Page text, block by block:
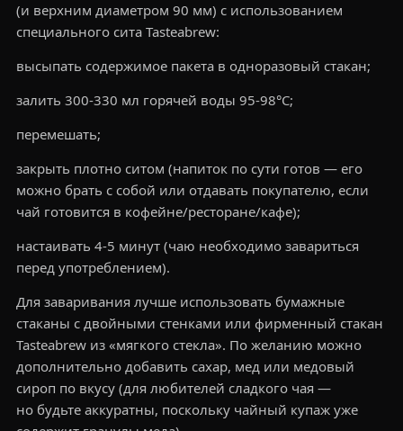
(и верхним диаметром 90 мм) с использованием
специального сита Tasteabrew:
высыпать содержимое пакета в одноразовый стакан;
залить 300-330 мл горячей воды 95-98°С;
перемешать;
закрыть плотно ситом (напиток по сути готов — его
можно брать с собой или отдавать покупателю, если
чай готовится в кофейне/ресторане/кафе);
настаивать 4-5 минут (чаю необходимо завариться
перед употреблением).
Для заваривания лучше использовать бумажные
стаканы с двойными стенками или фирменный стакан
Tasteabrew из «мягкого стекла». По желанию можно
дополнительно добавить сахар, мед или медовый
сироп по вкусу (для любителей сладкого чая —
но будьте аккуратны, поскольку чайный купаж уже